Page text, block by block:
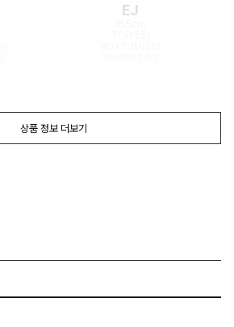
EJ
상품 정보 더보기